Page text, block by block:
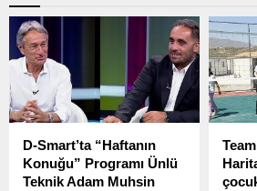
D-Smart’ta “Haftanın
Konuğu” Programı Ünlü
Teknik Adam Muhsin